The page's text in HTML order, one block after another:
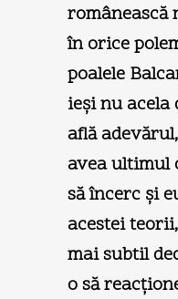
românească
în orice
poalele
ieşi nu acela
află
avea ultimul
să încerc şi
acestei
mai subtil
o să